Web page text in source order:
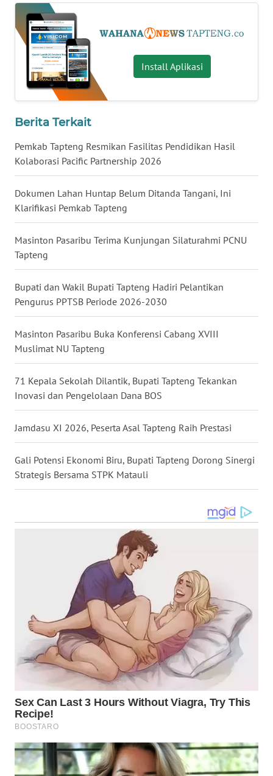
Install Aplikasi
Berita Terkait
Pemkab Tapteng Resmikan Fasilitas Pendidikan Hasil
Kolaborasi Pacific Partnership 2026
Dokumen Lahan Huntap Belum Ditanda Tangani, Ini
Klarifikasi Pemkab Tapteng
Masinton Pasaribu Terima Kunjungan Silaturahmi PCNU
Tapteng
Bupati dan Wakil Bupati Tapteng Hadiri Pelantikan
Pengurus PPTSB Periode 2026-2030
Masinton Pasaribu Buka Konferensi Cabang XVIII
Muslimat NU Tapteng
71 Kepala Sekolah Dilantik, Bupati Tapteng Tekankan
Inovasi dan Pengelolaan Dana BOS
Jamdasu XI 2026, Peserta Asal Tapteng Raih Prestasi
Gali Potensi Ekonomi Biru, Bupati Tapteng Dorong Sinergi
Strategis Bersama STPK Matauli
WN
KALTARA
WN
KALSEL
WN
KALTIM
WN
SULSEL
WN
GORONTALO
WN
MALUKU
MALUT
WN
DAIRI
WN
DANAU
TOBA
WN
WN
TANJUNG
LESUNG
WN
KARO
WN
SIMALUNGUN